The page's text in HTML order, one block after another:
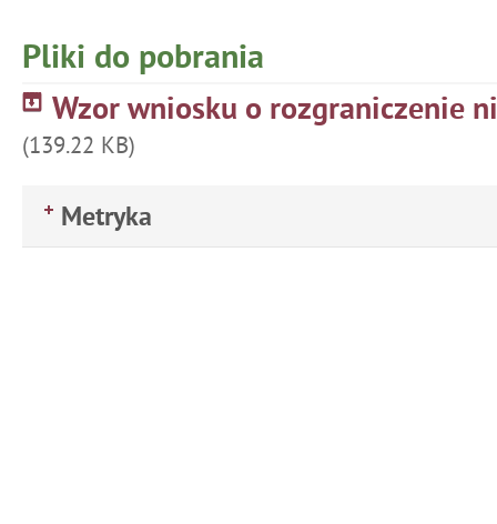
Pliki do pobrania
Wzor wniosku o rozgraniczenie
(139.22 KB)
Metryka